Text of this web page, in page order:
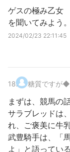
ゲスの極み乙女
を聞いてみよう。
2024/02/23 22:11:45
18. 糖質ですが
まずは、競馬の
サラブレッドは
れ、ご褒美に牛
武豊騎手は、「
よ」と語ってい